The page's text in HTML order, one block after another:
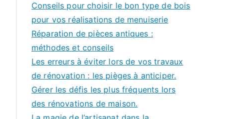
Conseils pour choisir le bon type de bois
pour vos réalisations de menuiserie
Réparation de pièces antiques :
méthodes et conseils
Les erreurs à éviter lors de vos travaux
de rénovation : les pièges à anticiper.
Gérer les défis les plus fréquents lors
des rénovations de maison.